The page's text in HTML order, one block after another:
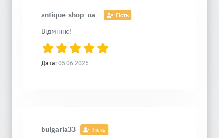
antique_shop_ua_ Гість
Відмінно!
Дата: 05.06.2025
bulgaria33 Гість